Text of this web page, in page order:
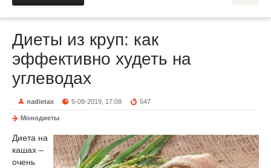
Диеты из круп: как
эффективно худеть на
углеводах
nadietax 5-09-2019, 17:08 547
Монодиеты
Диета на
кашах –
очень